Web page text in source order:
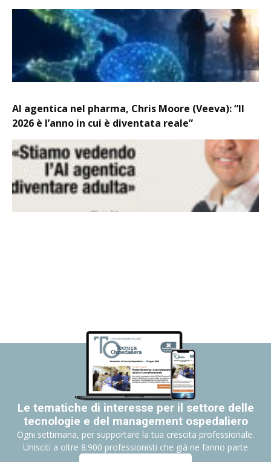
AI agentica nel pharma, Chris Moore (Veeva): “Il
2026 è l’anno in cui è diventata reale”
Le tematiche di interesse per il settore delle
tecnologie e del management ospedaliero
Ogni settimana, per supportare la tua crescita professionale.
Unisciti a oltre 8.900 professionisti che già ne fanno parte